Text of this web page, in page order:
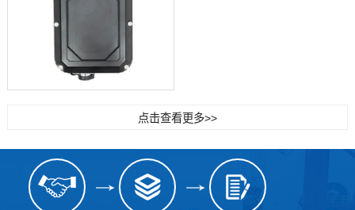
点击查看更多>>